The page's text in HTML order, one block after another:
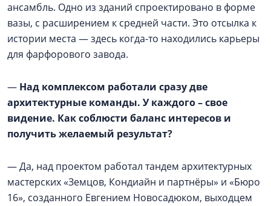
ансамбль. Одно из зданий спроектировано в форме
вазы, с расширением к средней части. Это отсылка к
истории места — здесь когда-то находились карьеры
для фарфорового завода.
— Над комплексом работали сразу две
архитектурные команды. У каждого – свое
видение. Как соблюсти баланс интересов и
получить желаемый результат?
— Да, над проектом работал тандем архитектурных
мастерских «Земцов, Кондиайн и партнёры» и «Бюро
16», созданного Евгением Новосадюком, выходцем